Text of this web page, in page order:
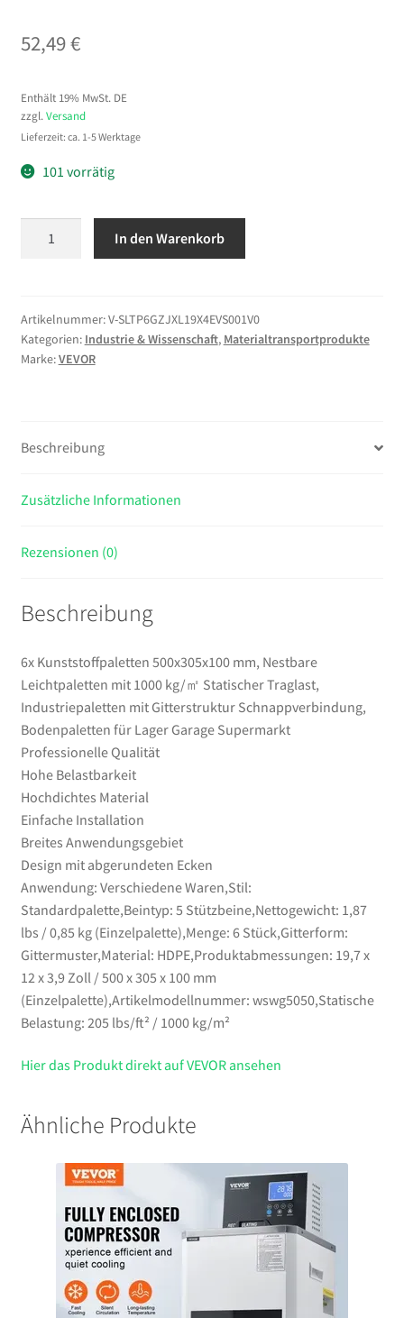
52,49€
Enthält 19% MwSt. DE
zzgl. Versand
Lieferzeit: ca. 1-5 Werktage
101 vorrätig
mm,
Nestbare
Leichtpaletten
㎡
Traglast,
mit
Bodenpaletten
Lager
Garage
Supermarkt
Menge
In den Warenkorb
Artikelnummer:V-SLTP6GZJXL19X4EVS001V0
Kategorien: Industrie & Wissenschaft, Materialtransportprodukte
Marke:VEVOR
Beschreibung
Zusätzliche Informationen
Rezensionen (0)
Beschreibung
6x Kunststoffpaletten 500x305x100 mm, Nestbare
Leichtpaletten mit 1000 kg/㎡ Statischer Traglast,
Industriepaletten mit Gitterstruktur Schnappverbindung,
Bodenpaletten für Lager Garage Supermarkt
Professionelle Qualität
Hohe Belastbarkeit
Hochdichtes Material
Einfache Installation
Breites Anwendungsgebiet
Design mit abgerundeten Ecken
Anwendung: Verschiedene Waren,Stil:
Standardpalette,Beintyp: 5 Stützbeine,Nettogewicht: 1,87
lbs / 0,85 kg (Einzelpalette),Menge: 6 Stück,Gitterform:
Gittermuster,Material: HDPE,Produktabmessungen: 19,7 x
12 x 3,9 Zoll / 500 x 305 x 100 mm
(Einzelpalette),Artikelmodellnummer: wswg5050,Statische
Belastung: 205 lbs/ft² / 1000 kg/m²
Hier das Produkt direkt auf VEVOR ansehen
Ähnliche Produkte